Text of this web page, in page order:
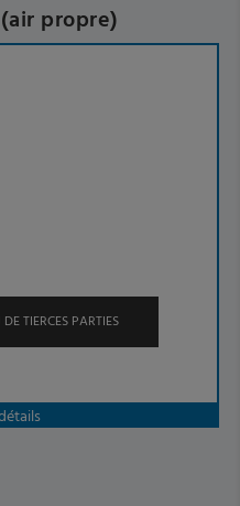
propre)
TIERCES PARTIES